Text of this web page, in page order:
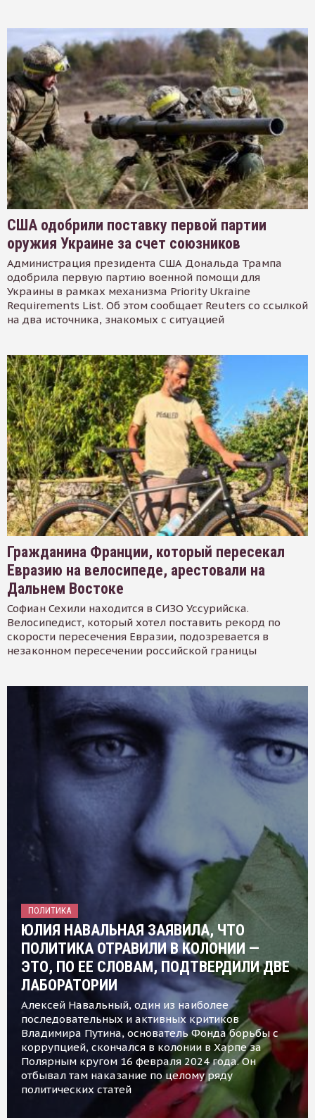
США одобрили поставку первой партии
оружия Украине за счет союзников
Администрация президента США Дональда Трампа
одобрила первую партию военной помощи для
Украины в рамках механизма Priority Ukraine
Requirements List. Об этом сообщает Reuters со ссылкой
на два источника, знакомых с ситуацией
Гражданина Франции, который пересекал
Евразию на велосипеде, арестовали на
Дальнем Востоке
Софиан Сехили находится в СИЗО Уссурийска.
Велосипедист, который хотел поставить рекорд по
скорости пересечения Евразии, подозревается в
незаконном пересечении российской границы
ПОЛИТИКА
ЮЛИЯ НАВАЛЬНАЯ ЗАЯВИЛА, ЧТО
ПОЛИТИКА ОТРАВИЛИ В КОЛОНИИ —
ЭТО, ПО ЕЕ СЛОВАМ, ПОДТВЕРДИЛИ ДВЕ
ЛАБОРАТОРИИ
Алексей Навальный, один из наиболее
последовательных и активных критиков
Владимира Путина, основатель Фонда борьбы с
коррупцией, скончался в колонии в Харпе за
Полярным кругом 16 февраля 2024 года. Он
отбывал там наказание по целому ряду
политических статей